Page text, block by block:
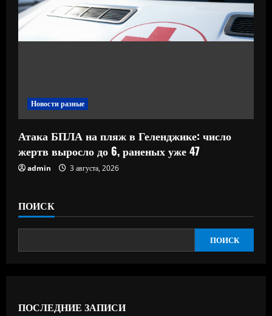
Новости разные
Атака БПЛА на пляж в Геленджике: число
жертв выросло до 6, раненых уже 47
admin 3 августа, 2026
ПОИСК
ПОИСК
ПОСЛЕДНИЕ ЗАПИСИ